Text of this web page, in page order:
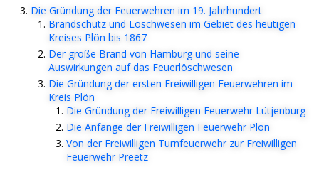
Die Gründung der Feuerwehren im 19. Jahrhundert
Brandschutz und Löschwesen im Gebiet des heutigen
Kreises Plön bis 1867
Der große Brand von Hamburg und seine
Auswirkungen auf das Feuerlöschwesen
Die Gründung der ersten Freiwilligen Feuerwehren im
Kreis Plön
Die Gründung der Freiwilligen Feuerwehr Lütjenburg
Die Anfänge der Freiwilligen Feuerwehr Plön
Von der Freiwilligen Turnfeuerwehr zur Freiwilligen
Feuerwehr Preetz